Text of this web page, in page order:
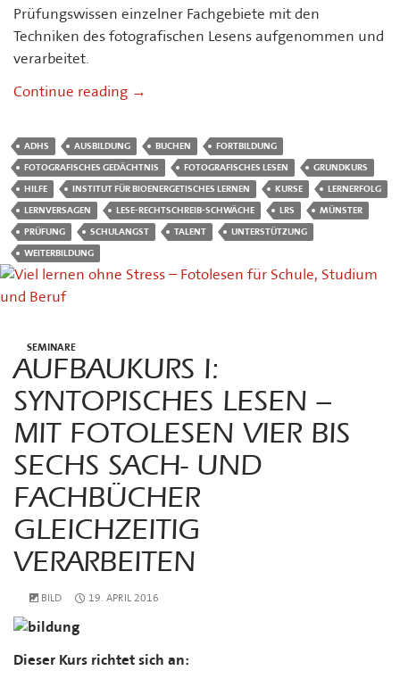
Prüfungswissen einzelner Fachgebiete mit den
Techniken des fotografischen Lesens aufgenommen und
verarbeitet.
Continue reading Grundkurs II – intensiv: Fotografisch
→
ADHS AUSBILDUNG BUCHEN
FORTBILDUNG
FOTOGRAFISCHES GEDÄCHTNIS
FOTOGRAFISCHES LESEN
GRUNDKURS
HILFE
INSTITUT FÜR BIOENERGETISCHES LERNEN KURSE
LERNERFOLG
LERNVERSAGEN
LESE-RECHTSCHREIB-SCHWÄCHE LRS
MÜNSTER
PRÜFUNG
SCHULANGST TALENT
UNTERSTÜTZUNG
WEITERBILDUNG
SEMINARE
AUFBAUKURS I:
SYNTOPISCHES LESEN –
MIT FOTOLESEN VIER BIS
SECHS SACH- UND
FACHBÜCHER
GLEICHZEITIG
VERARBEITEN
BILD 19. APRIL 2016
Dieser Kurs richtet sich an: